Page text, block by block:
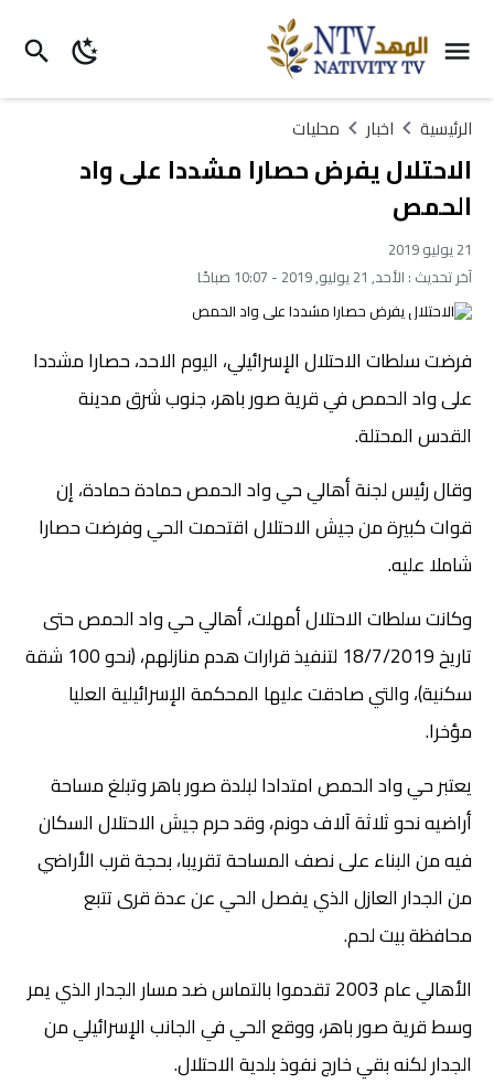
الرئيسية اخبار محليات
الاحتلال يفرض حصارا مشددا على واد
الحمص
21 يوليو 2019
آخر تحديث : الأحد, 21 يوليو, 2019 - 10:07 صباحًا
فرضت سلطات الاحتلال الإسرائيلي، اليوم الاحد، حصارا مشددا
على واد الحمص في قرية صور باهر، جنوب شرق مدينة
القدس المحتلة.
وقال رئيس لجنة أهالي حي واد الحمص حمادة حمادة، إن
قوات كبيرة من جيش الاحتلال اقتحمت الحي وفرضت حصارا
شاملا عليه.
وكانت سلطات الاحتلال أمهلت، أهالي حي واد الحمص حتى
تاريخ 18/7/2019 لتنفيذ قرارات هدم منازلهم، (نحو 100 شقة
سكنية)، والتي صادقت عليها المحكمة الإسرائيلية العليا
مؤخرا.
يعتبر حي واد الحمص امتدادا لبلدة صور باهر وتبلغ مساحة
أراضيه نحو ثلاثة آلاف دونم، وقد حرم جيش الاحتلال السكان
فيه من البناء على نصف المساحة تقريبا، بحجة قرب الأراضي
من الجدار العازل الذي يفصل الحي عن عدة قرى تتبع
محافظة بيت لحم.
الأهالي عام 2003 تقدموا بالتماس ضد مسار الجدار الذي يمر
وسط قرية صور باهر، ووقع الحي في الجانب الإسرائيلي من
الجدار لكنه بقي خارج نفوذ بلدية الاحتلال.